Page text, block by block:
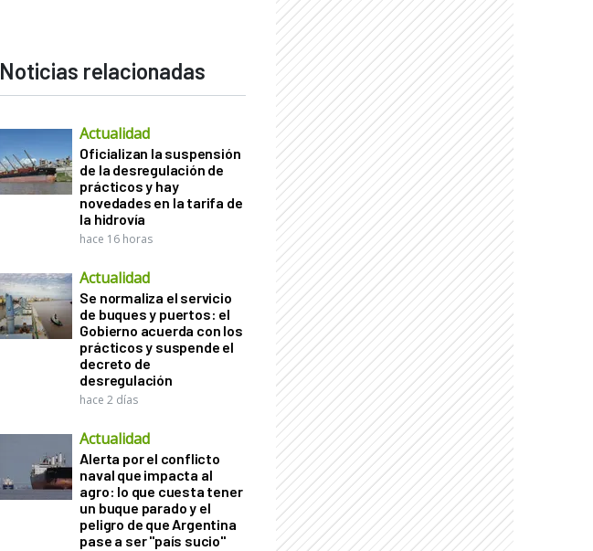
Noticias relacionadas
Actualidad
Oficializan la suspensión
de la desregulación de
prácticos y hay
novedades en la tarifa de
la hidrovía
hace 16 horas
Actualidad
Se normaliza el servicio
de buques y puertos: el
Gobierno acuerda con los
prácticos y suspende el
decreto de
desregulación
hace 2 días
Actualidad
Alerta por el conflicto
naval que impacta al
agro: lo que cuesta tener
un buque parado y el
peligro de que Argentina
pase a ser "país sucio"